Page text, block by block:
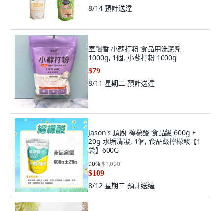
8/14 預計送達
室飄香 小蘇打粉 食品用洗潔劑
1000g, 1個, 小蘇打粉 1000g
$79
8/11 星期二 預計送達
Jason's 頂廚 檸檬酸 食品級 600g ±
20g 水垢清潔, 1個, 食品級檸檬酸【1
袋】600G
90%$1,090
$109
8/12 星期三 預計送達